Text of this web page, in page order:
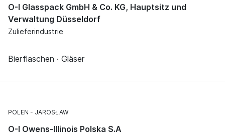
O-I Glasspack GmbH & Co. KG, Hauptsitz und
Verwaltung Düsseldorf
Zulieferindustrie
Bierflaschen · Gläser
POLEN JAROSŁAW
O-I Owens-Illinois Polska S.A